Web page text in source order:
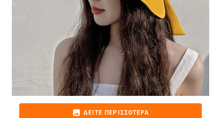
image ΔΕΊΤΕ ΠΕΡΙΣΣΌΤΕΡΑ